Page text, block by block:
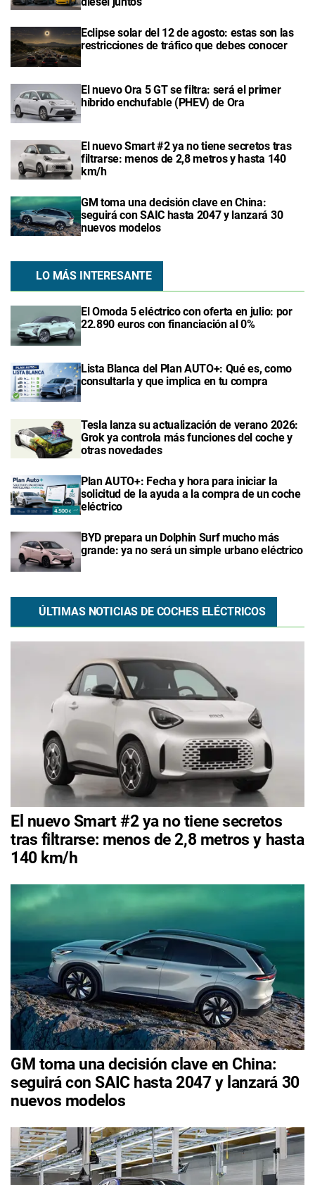
Eclipse solar del 12 de agosto: estas son las
restricciones de tráfico que debes conocer
El nuevo Ora 5 GT se filtra: será el primer
híbrido enchufable (PHEV) de Ora
El nuevo Smart #2 ya no tiene secretos tras
filtrarse: menos de 2,8 metros y hasta 140
km/h
GM toma una decisión clave en China:
seguirá con SAIC hasta 2047 y lanzará 30
nuevos modelos
LO MÁS INTERESANTE
El Omoda 5 eléctrico con oferta en julio: por
22.890 euros con financiación al 0%
Lista Blanca del Plan AUTO+: Qué es, como
consultarla y que implica en tu compra
Tesla lanza su actualización de verano 2026:
Grok ya controla más funciones del coche y
otras novedades
Plan AUTO+: Fecha y hora para iniciar la
solicitud de la ayuda a la compra de un coche
eléctrico
BYD prepara un Dolphin Surf mucho más
grande: ya no será un simple urbano eléctrico
ÚLTIMAS NOTICIAS DE COCHES ELÉCTRICOS
El nuevo Smart #2 ya no tiene secretos
tras filtrarse: menos de 2,8 metros y hasta
140 km/h
GM toma una decisión clave en China:
seguirá con SAIC hasta 2047 y lanzará 30
nuevos modelos